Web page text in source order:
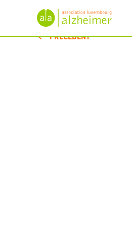
PRÉCÉDENT